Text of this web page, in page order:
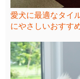
愛犬に最適なタイ
にやさしいおすす